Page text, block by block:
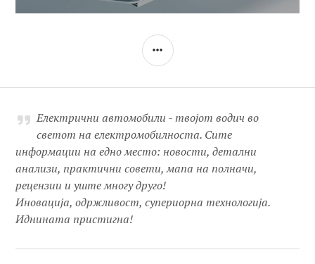
SIDEBAR
Електрични автомобили - твојот водич во
светот на електромобилноста. Сите
информации на едно место: новости, детални
анализи, практични совети, мапа на полначи,
рецензии и уште многу друго!
Иновација, одржливост, супериорна технологија.
Иднината пристигна!